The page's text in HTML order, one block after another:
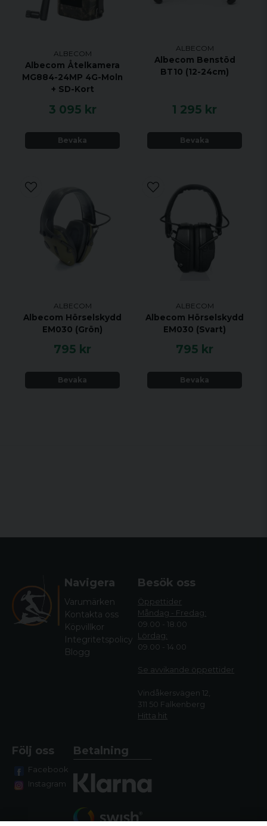
ALBECOM
Albecom Åtelkamera
MG884-24MP 4G-Moln
+ SD-Kort
3 095 kr
Bevaka
ALBECOM
Albecom Benstöd
BT10 (12-24cm)
1 295 kr
Bevaka
ALBECOM
Albecom Hörselskydd
EM030 (Grön)
795 kr
Bevaka
ALBECOM
Albecom Hörselskydd
EM030 (Svart)
795 kr
Bevaka
Navigera
Varumärken
Kontakta oss
Köpvillkor
Integritetspolicy
Blogg
Besök oss
Öppettider
Måndag - Fredag:
09.00 - 18.00
Lördag:
09.00 - 14.00
Se avvikande öppettider
Vindåkersvägen 12,
311 50 Falkenberg
Hitta hit
Följ oss
Facebook
Instagram
Betalning